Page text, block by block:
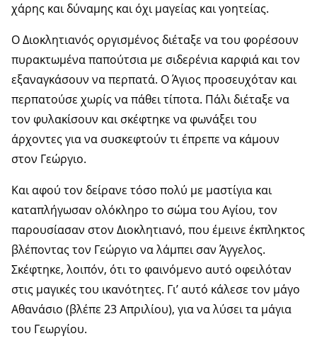
χάρης και δύναμης και όχι μαγείας και γοητείας.
Ο Διοκλητιανός οργισμένος διέταξε να του φορέσουν
πυρακτωμένα παπούτσια με σιδερένια καρφιά και τον
εξαναγκάσουν να περπατά. Ο Άγιος προσευχόταν και
περπατούσε χωρίς να πάθει τίποτα. Πάλι διέταξε να
τον φυλακίσουν και σκέφτηκε να φωνάξει του
άρχοντες για να συσκεφτούν τι έπρεπε να κάμουν
στον Γεώργιο.
Και αφού τον δείρανε τόσο πολύ με μαστίγια και
καταπλήγωσαν ολόκληρο το σώμα του Αγίου, τον
παρουσίασαν στον Διοκλητιανό, που έμεινε έκπληκτος
βλέποντας τον Γεώργιο να λάμπει σαν Άγγελος.
Σκέφτηκε, λοιπόν, ότι το φαινόμενο αυτό οφειλόταν
στις μαγικές του ικανότητες. Γι’ αυτό κάλεσε τον μάγο
Αθανάσιο (βλέπε 23 Απριλίου), για να λύσει τα μάγια
του Γεωργίου.